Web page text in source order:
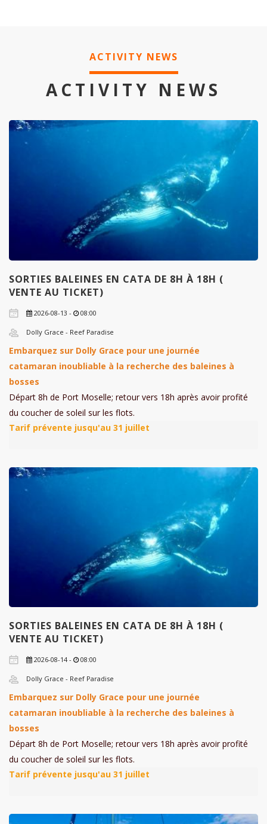
ACTIVITY NEWS
ACTIVITY NEWS
SORTIES BALEINES EN CATA DE 8H À 18H (
VENTE AU TICKET)
2026-08-13 - 08:00
Dolly Grace - Reef Paradise
Embarquez sur Dolly Grace pour une journée
catamaran inoubliable à la recherche des baleines à
bosses
Départ 8h de Port Moselle; retour vers 18h après avoir profité
du coucher de soleil sur les flots.
SORTIES BALEINES EN CATA DE 8H À 18H (
VENTE AU TICKET)
2026-08-14 - 08:00
Dolly Grace - Reef Paradise
Embarquez sur Dolly Grace pour une journée
catamaran inoubliable à la recherche des baleines à
bosses
Départ 8h de Port Moselle; retour vers 18h après avoir profité
du coucher de soleil sur les flots.